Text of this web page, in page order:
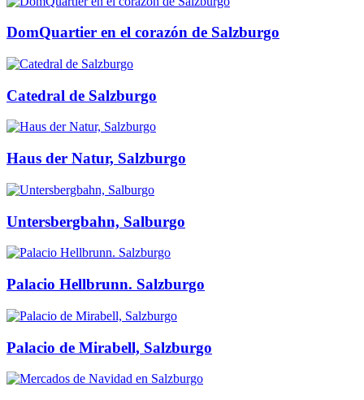
DomQuartier en el corazón de Salzburgo
Catedral de Salzburgo
Haus der Natur, Salzburgo
Untersbergbahn, Salburgo
Palacio Hellbrunn. Salzburgo
Palacio de Mirabell, Salzburgo